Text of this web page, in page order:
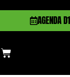
AGENDA D1